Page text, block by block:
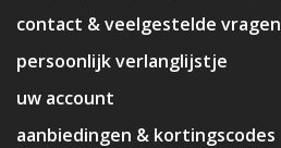
contact & veelgestelde vragen
persoonlijk verlanglijstje
uw account
aanbiedingen & kortingscodes